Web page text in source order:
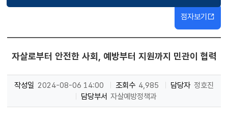
점자보기
자살로부터 안전한 사회, 예방부터 지원까지 민관이 협력
작성일 2024-08-06 14:00 조회수 4,985 담당자 정호진
담당부서 자살예방정책과